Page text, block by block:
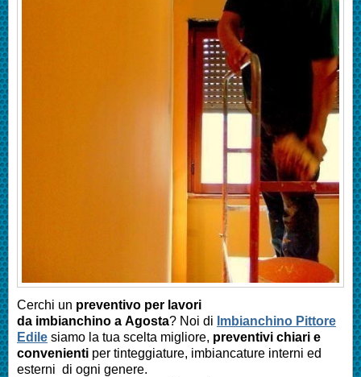
Cerchi un preventivo per lavori
da imbianchino a Agosta? Noi di Imbianchino Pittore
Edile siamo la tua scelta migliore, preventivi chiari e
convenienti per tinteggiature, imbiancature interni ed
esterni di ogni genere.